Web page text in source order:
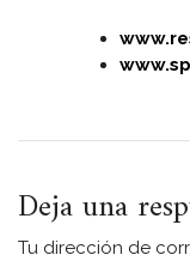
Deja una
Tu dirección de